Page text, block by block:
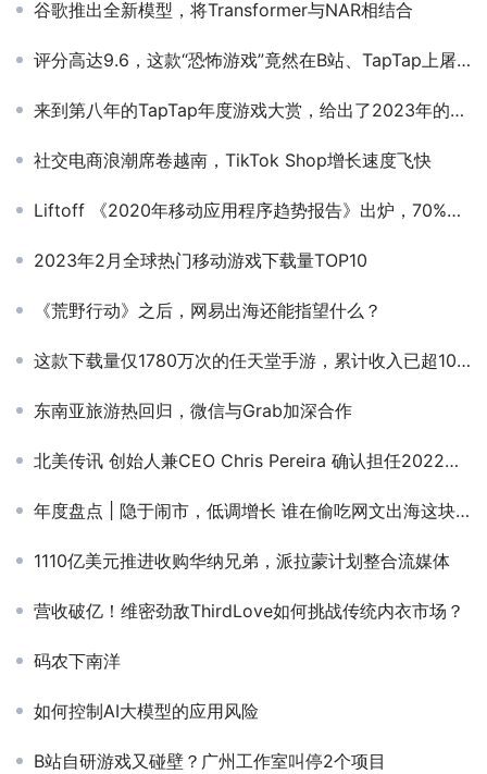
谷歌推出全新模型，将Transformer与NAR相结合
评分高达9.6，这款“恐怖游戏”竟然在B站、TapTap上屠榜了
来到第八年的TapTap年度游戏大赏，给出了2023年的手游成绩单
社交电商浪潮席卷越南，TikTok Shop增长速度飞快
Liftoff 《2020年移动应用程序趋势报告》出炉，70%的移动营销人员表示疫情期间业务显著提升
2023年2月全球热门移动游戏下载量TOP10
《荒野行动》之后，网易出海还能指望什么？
这款下载量仅1780万次的任天堂手游，累计收入已超10亿美元
东南亚旅游热回归，微信与Grab加深合作
北美传讯 创始人兼CEO Chris Pereira 确认担任2022全球互联网产业CEO大会 线上品牌DTC分论坛演讲嘉宾
年度盘点 | 隐于闹市，低调增长 谁在偷吃网文出海这块大蛋糕？
1110亿美元推进收购华纳兄弟，派拉蒙计划整合流媒体
营收破亿！维密劲敌ThirdLove如何挑战传统内衣市场？
码农下南洋
如何控制AI大模型的应用风险
B站自研游戏又碰壁？广州工作室叫停2个项目